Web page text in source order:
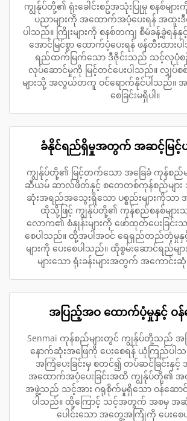
ကျွန်ုပ်တို့၏ ရုံးခေါင်းစဥ်အသုံးပြုမှု စနစ်မျာ
ပညာများကို အထောက်အပံ့ပေးရန် အထူး
ပါသည်။ ကြိုးများကို စနစ်တကျ စီမံခန့်ခွဲရန်
အောင်မြင်စွာ ထောက်ပံ့ပေးရန် ဖန်တီးထာ
ရည်ထက်မြက်သော ဒီဇိုင်းသည် သင့်လုပုံစဥ်
လုပ်ဆောင်မှုကို မြင့်တင်ပေးပါသည်။ လျှပ်စ
များသို့ အလွယ်တကူ ဝင်ရောက်နိုင်ပါသည်
စေခြင်းမရှိပါ။
ခံနိုင်ရည်ရှိမှုအတွက် အဆင့်မြင့်ပစ္
ကျွန်ုပ်တို့၏ မြင့်တက်သော အခြေခံ ကုန်စည်
ဆီယမ် ဆာလ်ဖိတ်နှင့် စတေတစ်ကုန်စည်များ
ဆုံးအရည်အသွေးရှိသော ပစ္စည်းများကိုသာ
ထိုသို့ဖြင့် ကျွန်ုပ်တို့၏ ကုန်စည်စနစ်များ
လောက၏ စံနှုန်းများကို ဖော်ထုတ်ပေးခြင်း
စေပါသည်။ ထို့အပါအဝင် ရေရှည်တည်တံ့မှုနှ
များကို ပေးစေပါသည်။ ထိုစွမ်းဆောင်ရည်မ
များသော ရုံးခန်းများအတွက် အကောင်းဆုံ
အပြည့်အဝ ထောက်ပံ့မှုနှင့် ဝန်
Senmai ကုန်စည်များတွင် ကျွန်ုပ်တို့သည် အပ
နောက်ဆုံးအဖြေကို ပေးစေရန် ယုံကြည်ပါ
အကြံပေးခြင်းမှ စတင်၍ တပ်ဆင်ခြင်းနှင့်
အထောက်အပံ့ပေးခြင်းအထိ ကျွန်ုပ်တို့၏ အ
အဖွဲ့သည် သင့်အား ဂရုစိုက်မှုရှိသော ဝန်ဆောင်မှု
ပါသည်။ ထို့ကြောင့် သင့်အတွက် အစမှ
ပေါင်းသော အတွေ့အကြုံကို ပေးစေ